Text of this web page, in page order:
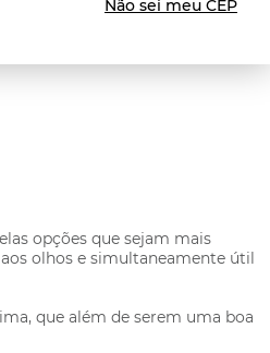
Não sei meu CEP
opções que sejam mais
olhos e simultaneamente útil
que além de serem uma boa